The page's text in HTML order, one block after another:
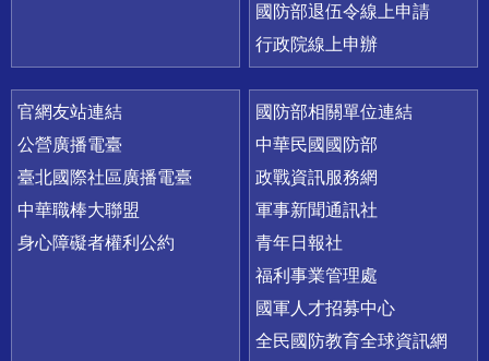
國防部退伍令線上申請
行政院線上申辦
官網友站連結
公營廣播電臺
臺北國際社區廣播電臺
中華職棒大聯盟
身心障礙者權利公約
國防部相關單位連結
中華民國國防部
政戰資訊服務網
軍事新聞通訊社
青年日報社
福利事業管理處
國軍人才招募中心
全民國防教育全球資訊網